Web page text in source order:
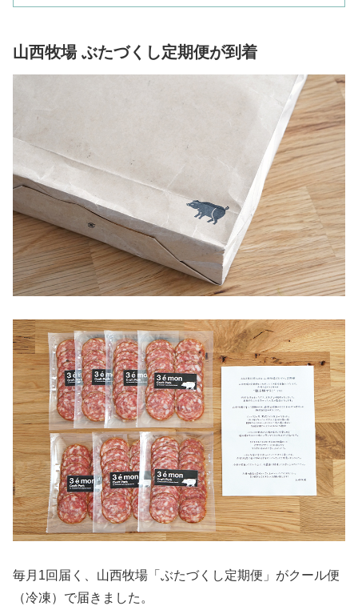
山西牧場 ぶたづくし定期便が到着
毎月1回届く、山西牧場「ぶたづくし定期便」がクール便
（冷凍）で届きました。